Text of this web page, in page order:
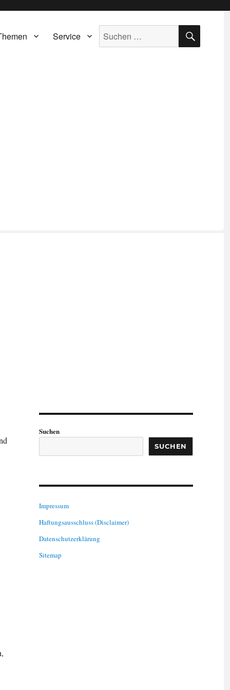
Service
Suche
nach:
Suchen
SUCHEN
Impressum
Haftungsausschluss (Disclaimer)
Datenschutzerklärung
Sitemap